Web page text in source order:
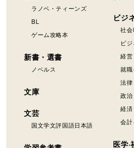
ラノベ・ティーンズ
BL
ゲーム攻略本
新書・選書
ノベルス
文庫
文芸
国文学文評国語日本語
ビジ
社
ビジ
経営
就職
法律
政治
経済
会計
医学·